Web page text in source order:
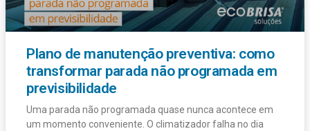
Plano de manutenção preventiva: como
transformar parada não programada em
previsibilidade
Uma parada não programada quase nunca acontece em
um momento conveniente. O climatizador falha no dia